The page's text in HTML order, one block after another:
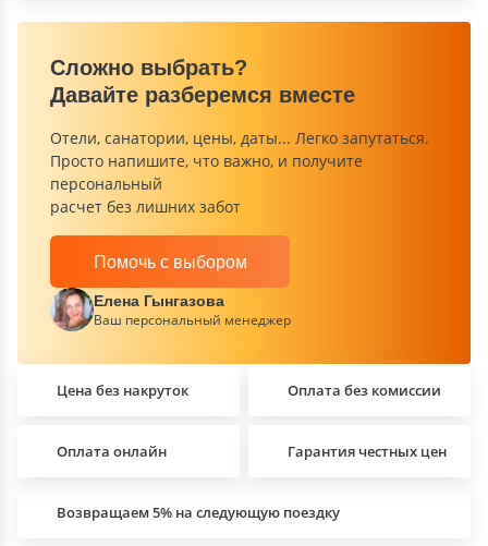
Сложно выбрать?
Давайте разберемся вместе
Отели, санатории, цены, даты... Легко запутаться.
Просто напишите, что важно, и получите
персональный
расчет без лишних забот
Помочь с выбором
Елена Гынгазова
Ваш персональный менеджер
Цена без накруток Оплата без комиссии
Возвращаем 5% на следующую поездку
Оплата онлайн Гарантия честных цен